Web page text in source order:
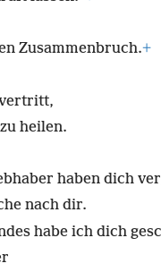
Zusammenbruch.+
vertritt,
heilen.
haben dich
nach dir.
habe ich dich